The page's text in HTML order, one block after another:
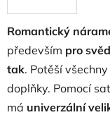
Romantický
především pro
tak. Potěší
doplňky. Pomocí
má univerzální